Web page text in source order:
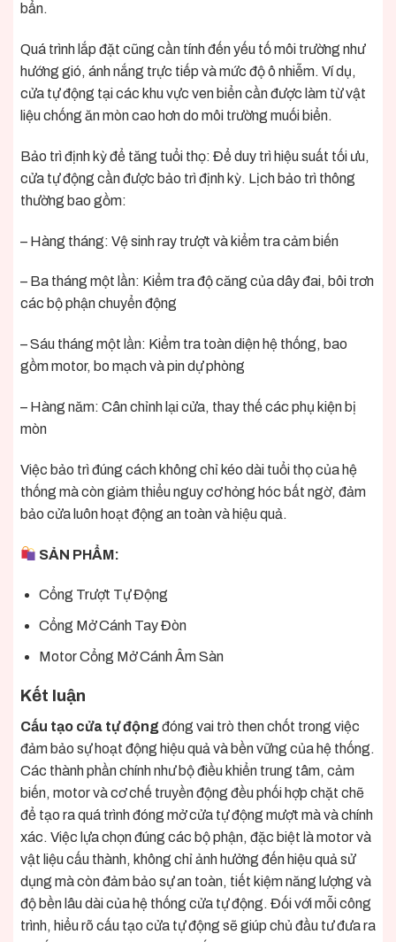
bẩn.
Quá trình lắp đặt cũng cần tính đến yếu tố môi trường như
hướng gió, ánh nắng trực tiếp và mức độ ô nhiễm. Ví dụ,
cửa tự động tại các khu vực ven biển cần được làm từ vật
liệu chống ăn mòn cao hơn do môi trường muối biển.
Bảo trì định kỳ để tăng tuổi thọ: Để duy trì hiệu suất tối ưu,
cửa tự động cần được bảo trì định kỳ. Lịch bảo trì thông
thường bao gồm:
– Hàng tháng: Vệ sinh ray trượt và kiểm tra cảm biến
– Ba tháng một lần: Kiểm tra độ căng của dây đai, bôi trơn
các bộ phận chuyển động
– Sáu tháng một lần: Kiểm tra toàn diện hệ thống, bao
gồm motor, bo mạch và pin dự phòng
– Hàng năm: Cân chỉnh lại cửa, thay thế các phụ kiện bị
mòn
Việc bảo trì đúng cách không chỉ kéo dài tuổi thọ của hệ
thống mà còn giảm thiểu nguy cơ hỏng hóc bất ngờ, đảm
bảo cửa luôn hoạt động an toàn và hiệu quả.
SẢN PHẨM:
Cổng Trượt Tự Động
Cổng Mở Cánh Tay Đòn
Motor Cổng Mở Cánh Âm Sàn
Kết luận
Cấu tạo cửa tự động đóng vai trò then chốt trong việc
đảm bảo sự hoạt động hiệu quả và bền vững của hệ thống.
Các thành phần chính như bộ điều khiển trung tâm, cảm
biến, motor và cơ chế truyền động đều phối hợp chặt chẽ
để tạo ra quá trình đóng mở cửa tự động mượt mà và chính
xác. Việc lựa chọn đúng các bộ phận, đặc biệt là motor và
vật liệu cấu thành, không chỉ ảnh hưởng đến hiệu quả sử
dụng mà còn đảm bảo sự an toàn, tiết kiệm năng lượng và
độ bền lâu dài của hệ thống cửa tự động. Đối với mỗi công
trình, hiểu rõ cấu tạo cửa tự động sẽ giúp chủ đầu tư đưa ra